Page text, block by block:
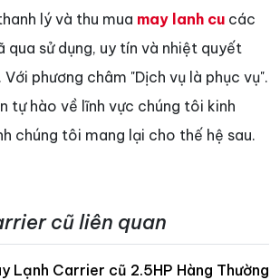
lý và thu mua may lanh cu các
qua sử dụng, uy tín và nhiệt quyết
phương châm "Dịch vụ là phục vụ".
tự hào về lĩnh vực chúng tôi kinh
chúng tôi mang lại cho thế hệ sau.
cũ liên quan
Lạnh Carrier cũ 2.5HP Hàng Thường